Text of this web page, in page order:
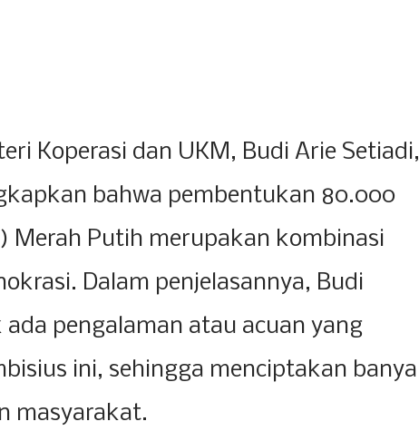
Koperasi dan UKM, Budi Arie Setiadi,
bahwa pembentukan 80.000
Merah Putih merupakan kombinasi
Dalam penjelasannya, Budi
pengalaman atau acuan yang
ini, sehingga menciptakan
masyarakat.